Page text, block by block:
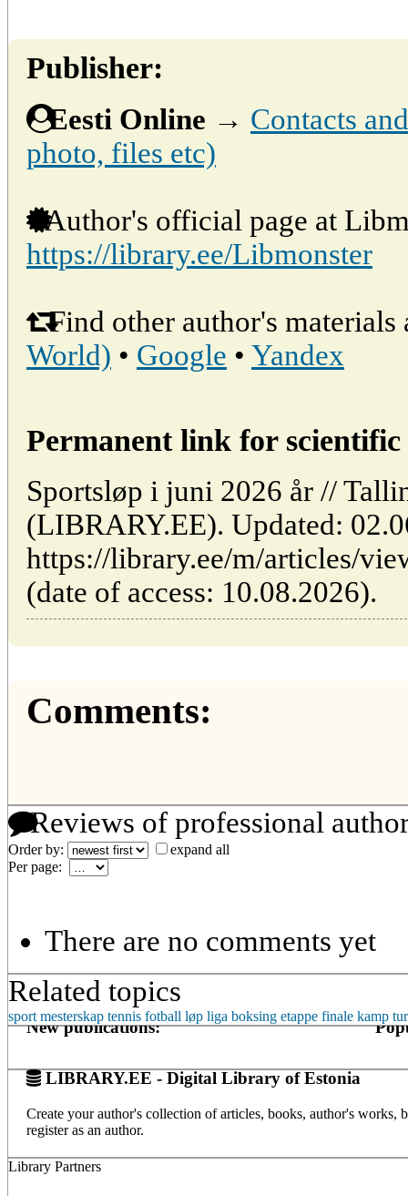
Publisher:
Eesti Online → Contacts
photo, files etc)
Author's official page at
https://library.ee/Libmonster
Find other author's materials
World) • Google • Yandex
Permanent link for
Sportsløp i juni 2026 år //
(LIBRARY.EE). Updated:
https://library.ee/m/articles/
(date of access: 10.08.2026).
Comments:
Reviews of professional
Order by:
expand all
Per page:
There are no comments yet
Related topics
sport mesterskap tennis fotball løp liga boksing etappe finale kamp
New publications:
LIBRARY.EE - Digital Library of Estonia
Create your author's collection of articles, books, author's
register as an author.
Library Partners